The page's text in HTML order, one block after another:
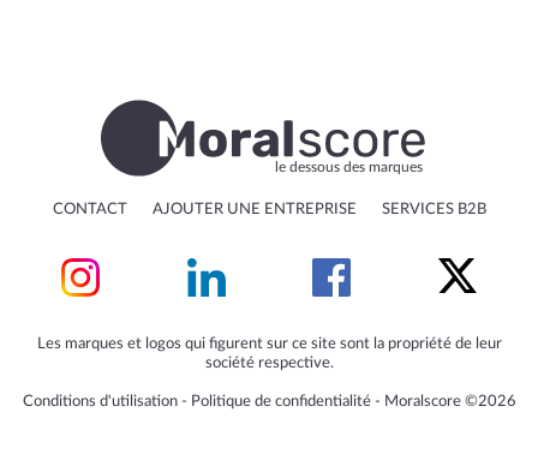
le dessous des marques
CONTACT AJOUTER UNE ENTREPRISE SERVICES B2B
Les marques et logos qui figurent sur ce site sont la propriété de leur
société respective.
Conditions d'utilisation‐ Politique de confidentialité‐ Moralscore ©2026